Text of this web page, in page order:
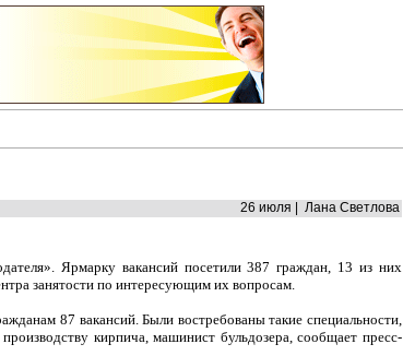
26 июля | Лана Светлова
Ярмарку вакансий посетили 387 граждан, 13 из них
занятости по интересующим их вопросам.
87 вакансий. Были востребованы такие специальности,
кирпича, машинист бульдозера, сообщает пресс-